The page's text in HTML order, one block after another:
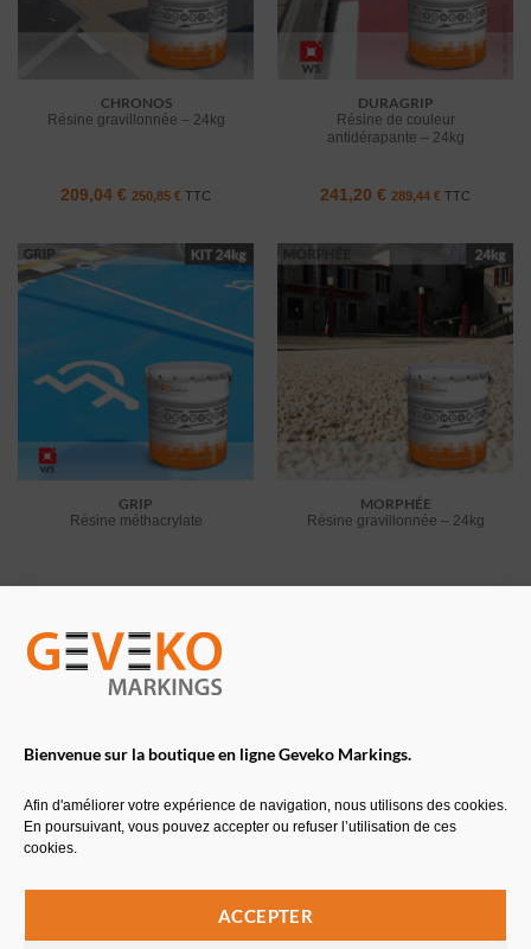
Bienvenue sur la boutique en ligne Geveko Markings.
Afin d'améliorer votre expérience de navigation, nous utilisons des cookies.
En poursuivant, vous pouvez accepter ou refuser l’utilisation de ces
cookies.
ACCEPTER
CHRONOS
Résine gravillonnée – 24kg
209,04 € 250,85 € TTC
DURAGRIP
Résine de couleur
antidérapante – 24kg
241,20 € 289,44 € TTC
GRIP
Résine méthacrylate
MORPHÉE
Résine gravillonnée – 24kg
Enduit à froid urbain jaune –
6kg